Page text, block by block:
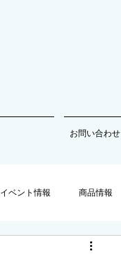
お問い合わせ
イベント情報 商品情報